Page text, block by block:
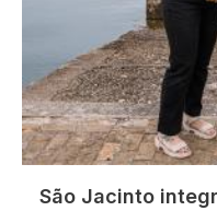
São Jacinto